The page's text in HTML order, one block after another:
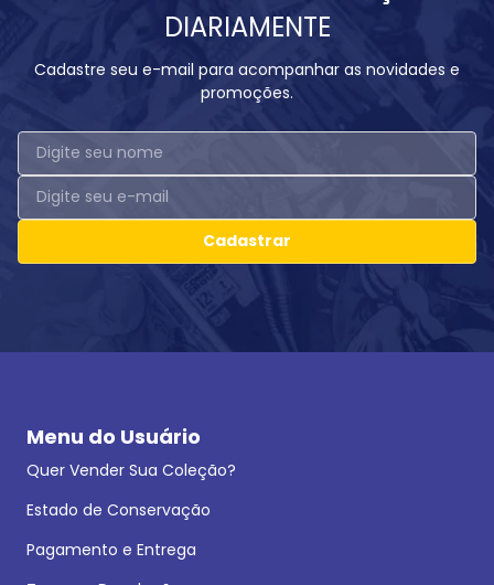
DIARIAMENTE
Cadastre seu e-mail para acompanhar as novidades e
promoções.
Cadastrar
Menu do Usuário
Quer Vender Sua Coleção?
Estado de Conservação
Pagamento e Entrega